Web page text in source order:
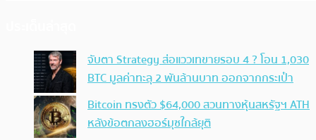
จับตา Strategy ส่อแววเทขายรอบ 4 ? โอน 1,030
BTC มูลค่าทะลุ 2 พันล้านบาท ออกจากกระเป๋า
Bitcoin ทรงตัว $64,000 สวนทางหุ้นสหรัฐฯ ATH
หลังข้อตกลงฮอร์มุซใกล้ยุติ